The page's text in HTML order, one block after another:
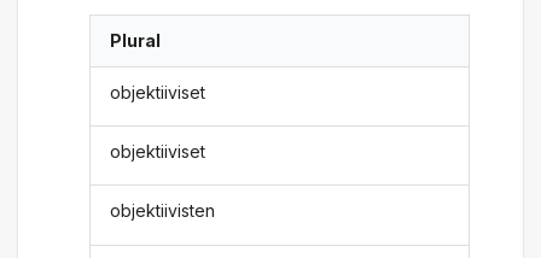
Plural
objektiiviset
objektiiviset
objektiivisten